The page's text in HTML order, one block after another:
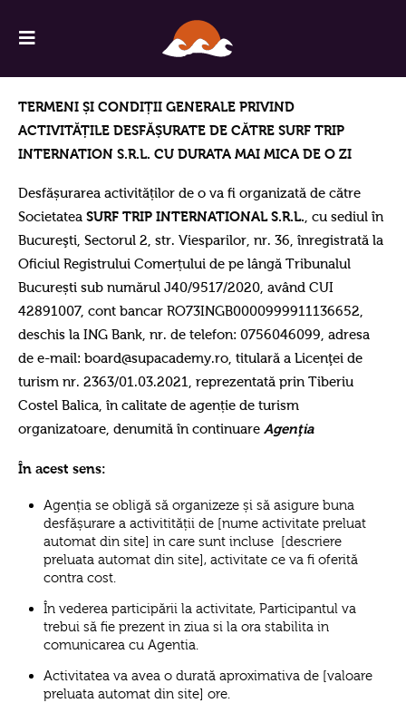
TERMENI ȘI CONDIȚII GENERALE PRIVIND
ACTIVITĂȚILE DESFĂȘURATE DE CĂTRE SURF TRIP
INTERNATION S.R.L. CU DURATA MAI MICA DE O ZI
Desfășurarea activităților de o va fi organizată de către
Societatea SURF TRIP INTERNATIONAL S.R.L., cu sediul în
Bucureşti, Sectorul 2, str. Viesparilor, nr. 36, înregistrată la
Oficiul Registrului Comerțului de pe lângă Tribunalul
București sub numărul J40/9517/2020, având CUI
42891007, cont bancar RO73INGB0000999911136652,
deschis la ING Bank, nr. de telefon: 0756046099, adresa
de e-mail: board@supacademy.ro, titulară a Licenţei de
turism nr. 2363/01.03.2021, reprezentată prin Tiberiu
Costel Balica, în calitate de agenție de turism
organizatoare, denumită în continuare Agenţia
În acest sens:
Agenția se obligă să organizeze și să asigure buna
desfășurare a activitității de [nume activitate preluat
automat din site] in care sunt incluse [descriere
preluata automat din site], activitate ce va fi oferită
contra cost.
În vederea participării la activitate, Participantul va
trebui să fie prezent in ziua si la ora stabilita in
comunicarea cu Agentia.
Activitatea va avea o durată aproximativa de [valoare
preluata automat din site] ore.